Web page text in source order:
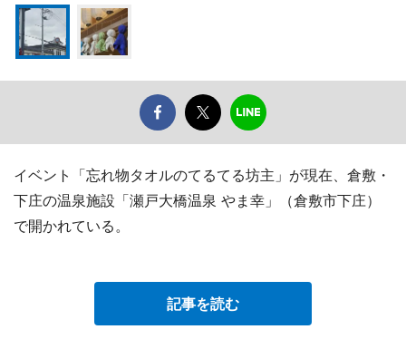
イベント「忘れ物タオルのてるてる坊主」が現在、倉敷・
下庄の温泉施設「瀬戸大橋温泉 やま幸」（倉敷市下庄）
で開かれている。
記事を読む